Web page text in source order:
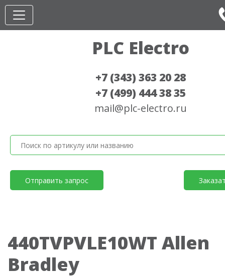
PLC Electro
+7 (343) 363 20 28
+7 (499) 444 38 35
mail@plc-electro.ru
Отправить запрос
440TVPVLE10WT Allen
Bradley